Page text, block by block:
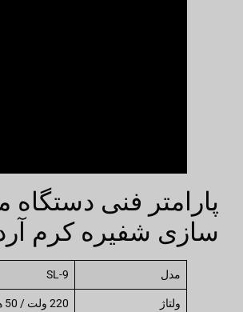
پارامتر فنی دستگاه
سازی شفیره کرم
مدل SL-9
ولتاژ